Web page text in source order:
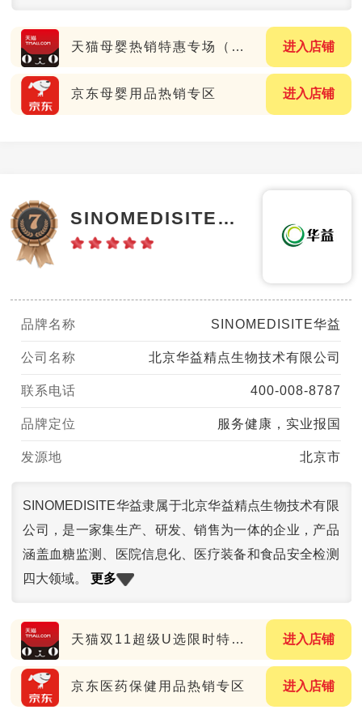
天猫母婴热销特惠专场（送大额券） 进入店铺
京东母婴用品热销专区 进入店铺
SINOMEDISITE华益
品牌名称 SINOMEDISITE华益
公司名称 北京华益精点生物技术有限公司
联系电话 400-008-8787
品牌定位 服务健康，实业报国
发源地 北京市
SINOMEDISITE华益隶属于北京华益精点生物技术有限
公司，是一家集生产、研发、销售为一体的企业，产品
涵盖血糖监测、医院信息化、医疗装备和食品安全检测
四大领域。更多
天猫双11超级U选限时特惠专场 进入店铺
京东医药保健用品热销专区 进入店铺